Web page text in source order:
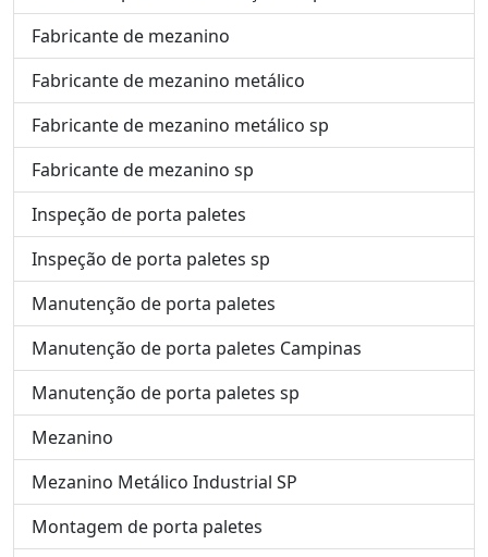
Fabricante de mezanino
Fabricante de mezanino metálico
Fabricante de mezanino metálico sp
Fabricante de mezanino sp
Inspeção de porta paletes
Inspeção de porta paletes sp
Manutenção de porta paletes
Manutenção de porta paletes Campinas
Manutenção de porta paletes sp
Mezanino
Mezanino Metálico Industrial SP
Montagem de porta paletes